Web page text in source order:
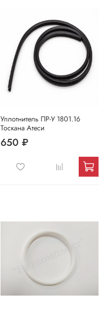
Уплотнитель ПР-У 1801.16
Тоскана Атеси
650 ₽